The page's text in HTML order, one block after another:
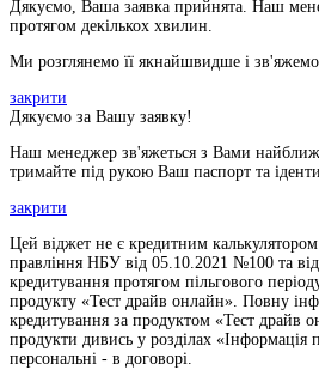
Дякуємо, Ваша заявка прийнята. Наш
протягом декількох хвилин.
Ми розглянемо її якнайшвидше і
закрити
Дякуємо за Вашу заявку!
Наш менеджер зв'яжеться з Вами
тримайте під рукою Ваш паспорт та
закрити
Цей віджет не є кредитним
правління НБУ від 05.10.2021 №100 та
кредитування протягом пільгового
продукту «Тест драйв онлайн». Повну
кредитування за продуктом «Тест драйв
продукти дивись у розділах «Інформація
персональні - в договорі.